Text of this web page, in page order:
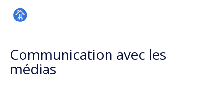
Page
(faculté,département,école)
Communication avec les
médias